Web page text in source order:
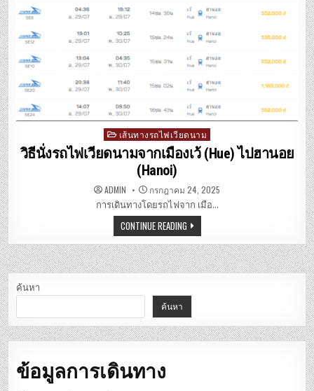
Posted
in
เส้นทางรถไฟเวียดนาม
วิธีนั่งรถไฟเวียดนามจากเมืองเว้ (Hue) ไปฮานอย
(Hanoi)
ADMIN กรกฎาคม 24, 2025
การเดินทางโดยรถไฟจาก เมือ…
CONTINUE READING
ค้นหา
ค้นหา
ข้อมูลการเดินทาง